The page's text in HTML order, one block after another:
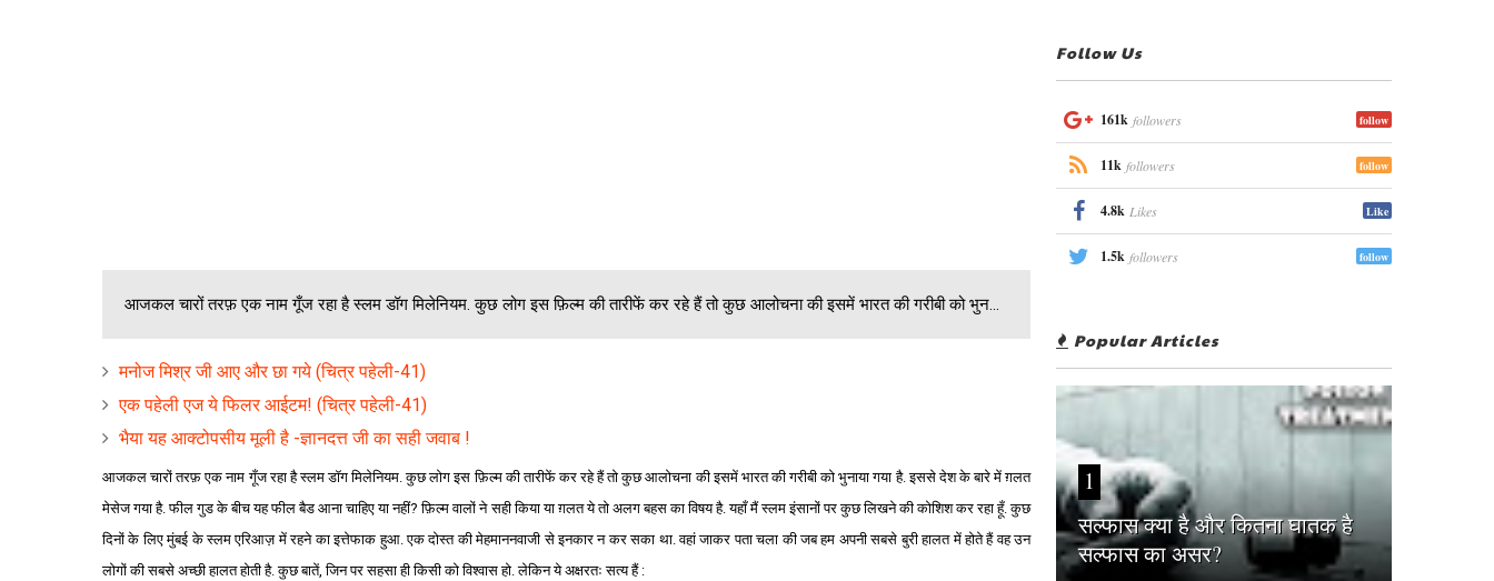
आजकल चारों तरफ़ एक नाम गूँज रहा है स्लम डॉग मिलेनियम. कुछ लोग इस फ़िल्म की तारीफें कर रहे हैं तो कुछ आलोचना की इसमें भारत की गरीबी को भुन...
मनोज मिश्र जी आए और छा गये (चित्र पहेली-41)
एक पहेली एज ये फिलर आईटम! (चित्र पहेली-41)
भैया यह आक्टोपसीय मूली है -ज्ञानदत्त जी का सही जवाब !
आजकल चारों तरफ़ एक नाम गूँज रहा है स्लम डॉग मिलेनियम. कुछ लोग इस फ़िल्म की तारीफें कर रहे हैं तो कुछ आलोचना की इसमें भारत की गरीबी को भुनाया गया है. इससे देश के बारे में ग़लत
मेसेज गया है. फील गुड के बीच यह फील बैड आना चाहिए या नहीं? फ़िल्म वालों ने सही किया या ग़लत ये तो अलग बहस का विषय है. यहाँ मैं स्लम इंसानों पर कुछ लिखने की कोशिश कर रहा हूँ. कुछ
दिनों के लिए मुंबई के स्लम एरिआज़ में रहने का इत्तेफाक हुआ. एक दोस्त की मेहमाननवाजी से इनकार न कर सका था. वहां जाकर पता चला की जब हम अपनी सबसे बुरी हालत में होते हैं वह उन
लोगों की सबसे अच्छी हालत होती है. कुछ बातें, जिन पर सहसा ही किसी को विश्वास हो. लेकिन ये अक्षरतः सत्य हैं :
Follow Us
161k followers follow
11k followers follow
4.8k Likes Like
1.5k followers follow
Popular Articles
1
सल्फास क्या है और कितना घातक है
सल्फास का असर?